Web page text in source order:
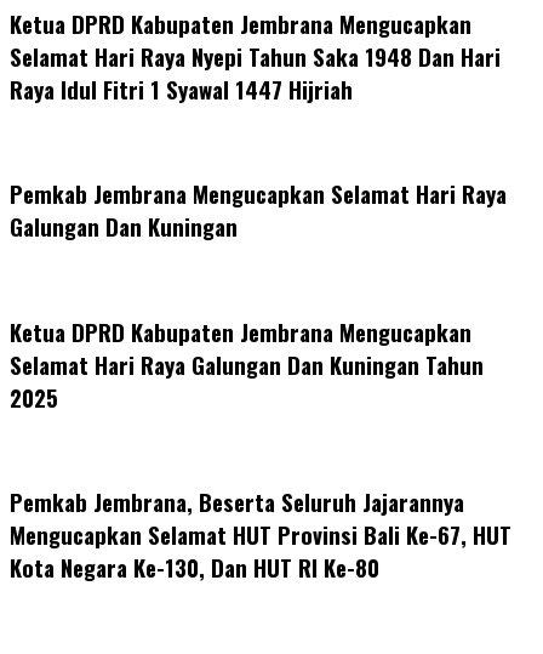
Ketua DPRD Kabupaten Jembrana Mengucapkan
Selamat Hari Raya Nyepi Tahun Saka 1948 Dan Hari
Raya Idul Fitri 1 Syawal 1447 Hijriah
Pemkab Jembrana Mengucapkan Selamat Hari Raya
Galungan Dan Kuningan
Ketua DPRD Kabupaten Jembrana Mengucapkan
Selamat Hari Raya Galungan Dan Kuningan Tahun
2025
Pemkab Jembrana, Beserta Seluruh Jajarannya
Mengucapkan Selamat HUT Provinsi Bali Ke-67, HUT
Kota Negara Ke-130, Dan HUT RI Ke-80